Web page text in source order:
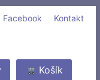
Kontakt
Facebook
Košík